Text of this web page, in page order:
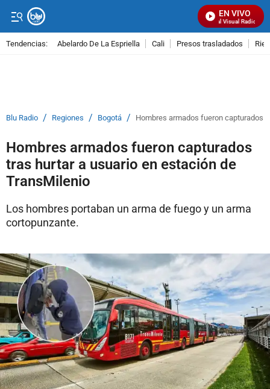
EN VIVO
Señal Visual Radio
Tendencias: Abelardo De La Espriella Cali Presos trasladados
Blu Radio / Regiones / Bogotá / Hombres armados fueron capturados
Hombres armados fueron capturados
tras hurtar a usuario en estación de
TransMilenio
Los hombres portaban un arma de fuego y un arma
cortopunzante.